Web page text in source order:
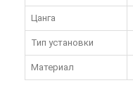
Цанга
Тип установки
Материал